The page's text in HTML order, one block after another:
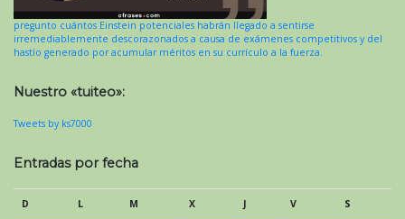
pregunto cuántos Einstein potenciales habrán llegado a sentirse
irremediablemente descorazonados a causa de exámenes competitivos y del
hastío generado por acumular méritos en su currículo a la fuerza.
Nuestro «tuiteo»:
Tweets by ks7000
Entradas por fecha
D L M X J V
S